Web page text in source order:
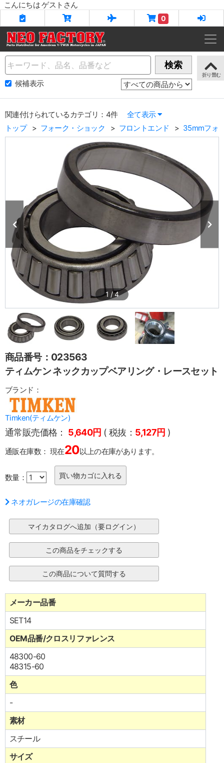
こんにちは ゲストさん
0
Name 検索
候補表示
関連付けられているカテゴリ：4件
全て表示
トップ
フォーク・ショック フロントエンド 35mmフォ
1 /4
商品番号：023563
ティムケン ネックカップベアリング・レースセット
ブランド：
Timken(ティムケン)
通常販売価格： 5,640円 ( 税抜： 5,127円 )
通販在庫数： 現在20以上の在庫があります。
数量：
ネオガレージの在庫確認
メーカー品番
SET14
OEM品番/クロスリファレンス
48300-60
48315-60
色
-
素材
スチール
サイズ